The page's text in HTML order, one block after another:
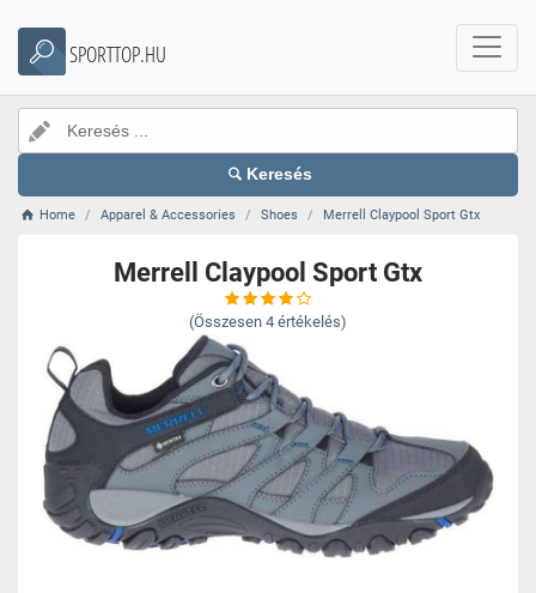
SPORTTOP.HU
Keresés
Home Apparel & Accessories Shoes Merrell Claypool Sport Gtx
Merrell Claypool Sport Gtx
(Összesen 4 értékelés)